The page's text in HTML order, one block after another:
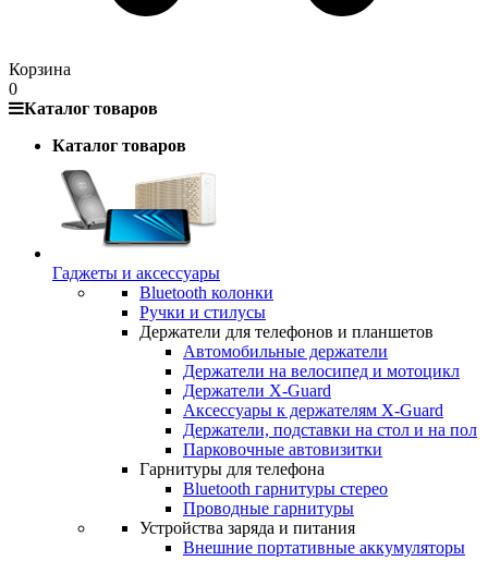
Корзина
0
Каталог товаров
Каталог товаров
Гаджеты и аксессуары
Bluetooth колонки
Ручки и стилусы
Держатели для телефонов и планшетов
Автомобильные держатели
Держатели на велосипед и мотоцикл
Держатели X-Guard
Аксессуары к держателям X-Guard
Держатели, подставки на стол и на пол
Парковочные автовизитки
Гарнитуры для телефона
Bluetooth гарнитуры стерео
Проводные гарнитуры
Устройства заряда и питания
Внешние портативные аккумуляторы